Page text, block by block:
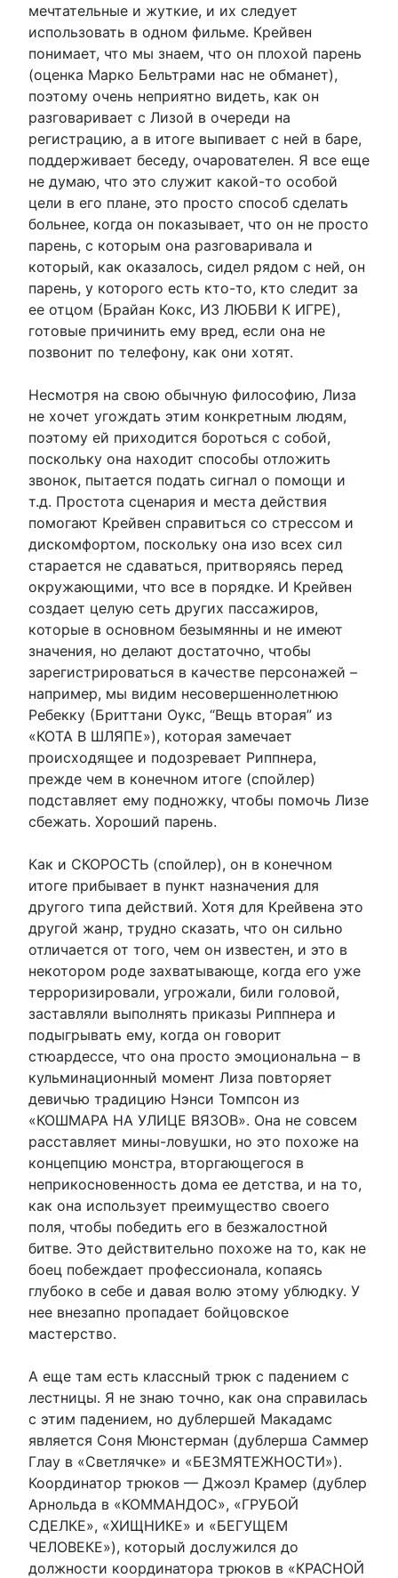
мечтательные и жуткие, и их следует
использовать в одном фильме. Крейвен
понимает, что мы знаем, что он плохой парень
(оценка Марко Бельтрами нас не обманет),
поэтому очень неприятно видеть, как он
разговаривает с Лизой в очереди на
регистрацию, а в итоге выпивает с ней в баре,
поддерживает беседу, очарователен. Я все еще
не думаю, что это служит какой-то особой
цели в его плане, это просто способ сделать
больнее, когда он показывает, что он не просто
парень, с которым она разговаривала и
который, как оказалось, сидел рядом с ней, он
парень, у которого есть кто-то, кто следит за
ее отцом (Брайан Кокс, ИЗ ЛЮБВИ К ИГРЕ),
готовые причинить ему вред, если она не
позвонит по телефону, как они хотят.
Несмотря на свою обычную философию, Лиза
не хочет угождать этим конкретным людям,
поэтому ей приходится бороться с собой,
поскольку она находит способы отложить
звонок, пытается подать сигнал о помощи и
т.д. Простота сценария и места действия
помогают Крейвен справиться со стрессом и
дискомфортом, поскольку она изо всех сил
старается не сдаваться, притворяясь перед
окружающими, что все в порядке. И Крейвен
создает целую сеть других пассажиров,
которые в основном безымянны и не имеют
значения, но делают достаточно, чтобы
зарегистрироваться в качестве персонажей –
например, мы видим несовершеннолетнюю
Ребекку (Бриттани Оукс, “Вещь вторая” из
«КОТА В ШЛЯПЕ»), которая замечает
происходящее и подозревает Риппнера,
прежде чем в конечном итоге (спойлер)
подставляет ему подножку, чтобы помочь Лизе
сбежать. Хороший парень.
Как и СКОРОСТЬ (спойлер), он в конечном
итоге прибывает в пункт назначения для
другого типа действий. Хотя для Крейвена это
другой жанр, трудно сказать, что он сильно
отличается от того, чем он известен, и это в
некотором роде захватывающе, когда его уже
терроризировали, угрожали, били головой,
заставляли выполнять приказы Риппнера и
подыгрывать ему, когда он говорит
стюардессе, что она просто эмоциональна – в
кульминационный момент Лиза повторяет
девичью традицию Нэнси Томпсон из
«КОШМАРА НА УЛИЦЕ ВЯЗОВ». Она не совсем
расставляет мины-ловушки, но это похоже на
концепцию монстра, вторгающегося в
неприкосновенность дома ее детства, и на то,
как она использует преимущество своего
поля, чтобы победить его в безжалостной
битве. Это действительно похоже на то, как не
боец побеждает профессионала, копаясь
глубоко в себе и давая волю этому ублюдку. У
нее внезапно пропадает бойцовское
мастерство.
А еще там есть классный трюк с падением с
лестницы. Я не знаю точно, как она справилась
с этим падением, но дублершей Макадамс
является Соня Мюнстерман (дублерша Саммер
Глау в «Светлячке» и «БЕЗМЯТЕЖНОСТИ»).
Координатор трюков — Джоэл Крамер (дублер
Арнольда в «КОММАНДОС», «ГРУБОЙ
СДЕЛКЕ», «ХИЩНИКЕ» и «БЕГУЩЕМ
ЧЕЛОВЕКЕ»), который дослужился до
должности координатора трюков в «КРАСНОЙ